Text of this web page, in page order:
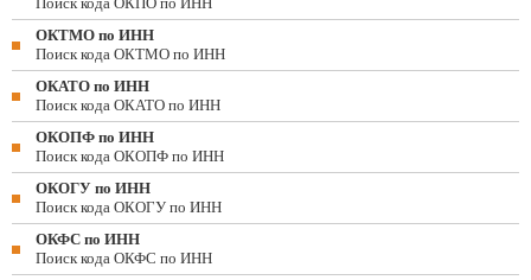
ОКТМО по ИНН
Поиск кода ОКТМО по ИНН
ОКАТО по ИНН
Поиск кода ОКАТО по ИНН
ОКОПФ по ИНН
Поиск кода ОКОПФ по ИНН
ОКОГУ по ИНН
Поиск кода ОКОГУ по ИНН
ОКФС по ИНН
Поиск кода ОКФС по ИНН